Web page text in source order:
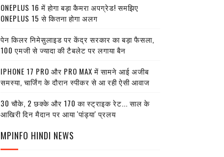
ONEPLUS 16 में होगा बड़ा कैमरा अपग्रेड! समझिए
ONEPLUS 15 से कितना होगा अलग
पेन किलर निमेसुलाइड पर केंद्र सरकार का बड़ा फैसला,
100 एमजी से ज्यादा की टैबलेट पर लगाया बैन
IPHONE 17 PRO और PRO MAX में सामने आई अजीब
समस्या, चार्जिंग के दौरान स्पीकर से आ रही ऐसी आवाज
30 चौके, 2 छक्के और 170 का स्ट्राइक रेट... साल के
आखिरी दिन मैदान पर आया 'पांड्या' प्रलय
MPINFO HINDI NEWS